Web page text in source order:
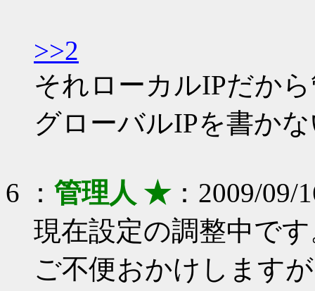
>>2
それローカルIPだか
グローバルIPを書か
6 ： 管理人 ★：2009/09/
現在設定の調整中で
ご不便おかけします